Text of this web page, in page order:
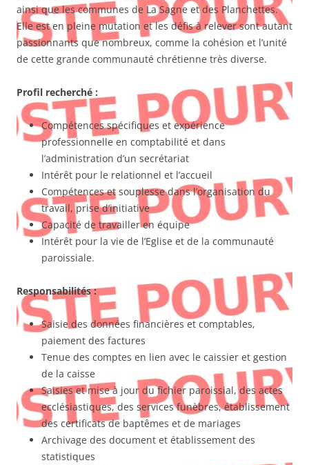
ainsi que les communes de La Sagne et des Planchettes.
Elle est en pleine mutation et les défis à relever sont autant
passionnants que nombreux, comme la cohésion et l’unité
de cette grande communauté chrétienne très diverse.
Profil recherché :
Compétences spécifiques et expérience
professionnelle en comptabilité et dans
l’administration d’un secrétariat
Intérêt pour le relationnel et l’accueil
Compétences et souplesse dans l’organisation du
travail, prise d’initiative
Capacité de travailler en équipe
Intérêt pour la vie de l’Eglise et de la communauté
paroissiale.
Responsabilités :
Saisie des données financières et comptables,
paiement des factures
Tenue des comptes en lien avec le caissier et gestion
de la caisse
Saisies et mise à jour du fichier paroissial, des actes
ecclésiastiques, des services funèbres, établissement
des certificats de baptêmes et de mariages
Archivage des document et établissement des
statistiques